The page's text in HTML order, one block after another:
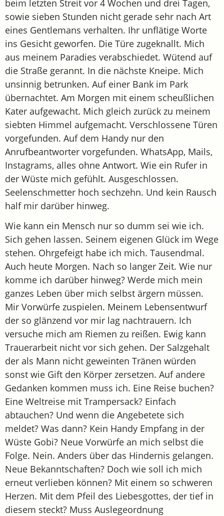
beim letzten Streit vor 4 Wochen und drei Tagen,
sowie sieben Stunden nicht gerade sehr nach Art
eines Gentlemans verhalten. Ihr unflätige Worte
ins Gesicht geworfen. Die Türe zugeknallt. Mich
aus meinem Paradies verabschiedet. Wütend auf
die Straße gerannt. In die nächste Kneipe. Mich
unsinnig betrunken. Auf einer Bank im Park
übernachtet. Am Morgen mit einem scheußlichen
Kater aufgewacht. Mich gleich zurück zu meinem
siebten Himmel aufgemacht. Verschlossene Türen
vorgefunden. Auf dem Handy nur den
Anrufbeantworter vorgefunden. WhatsApp, Mails,
Instagrams, alles ohne Antwort. Wie ein Rufer in
der Wüste mich gefühlt. Ausgeschlossen.
Seelenschmetter hoch sechzehn. Und kein Rausch
half mir darüber hinweg.
Wie kann ein Mensch nur so dumm sei wie ich.
Sich gehen lassen. Seinem eigenen Glück im Wege
stehen. Ohrgefeigt habe ich mich. Tausendmal.
Auch heute Morgen. Nach so langer Zeit. Wie nur
komme ich darüber hinweg? Werde mich mein
ganzes Leben über mich selbst ärgern müssen.
Mir Vorwürfe zuspielen. Meinem Lebensentwurf
der so glänzend vor mir lag nachtrauern. Ich
versuche mich am Riemen zu reißen. Ewig kann
Trauerarbeit nicht vor sich gehen. Der Salzgehalt
der als Mann nicht geweinten Tränen würden
sonst wie Gift den Körper zersetzen. Auf andere
Gedanken kommen muss ich. Eine Reise buchen?
Eine Weltreise mit Trampersack? Einfach
abtauchen? Und wenn die Angebetete sich
meldet? Was dann? Kein Handy Empfang in der
Wüste Gobi? Neue Vorwürfe an mich selbst die
Folge. Nein. Anders über das Hindernis gelangen.
Neue Bekanntschaften? Doch wie soll ich mich
erneut verlieben können? Mit einem so schweren
Herzen. Mit dem Pfeil des Liebesgottes, der tief in
diesem steckt? Muss Auslegeordnung